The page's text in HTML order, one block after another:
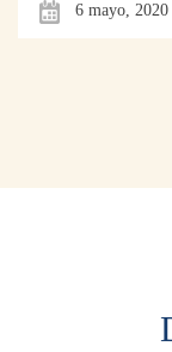
6 mayo, 2020